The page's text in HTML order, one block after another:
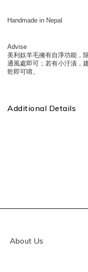
Handmade in Nepal
Advise
美利奴羊毛擁有自淨功能，
通風處即可；若有小汙漬，
乾即可唷。
Additional Details
About Us